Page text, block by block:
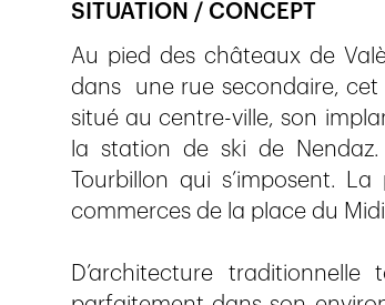
SITUATION / CONCEPT
Au pied des châteaux de
dans une rue secondaire, cet
situé au centre-ville, son
la station de ski de
Tourbillon qui s’imposent.
commerces de la place du
D’architecture